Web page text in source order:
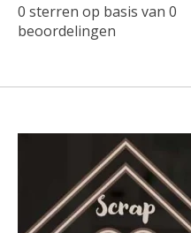
0 sterren op basis van 0
beoordelingen